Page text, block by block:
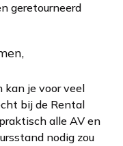
geretourneerd
kan je voor veel
bij de Rental
alle AV en
nodig zou